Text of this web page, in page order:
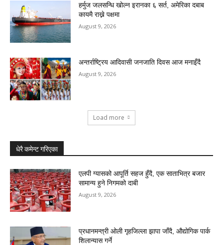
हर्मुज जलसन्धि खोल्न इरानका ६ सर्त, अमेरिका दबाब
कायमै राख्ने पक्षमा
August 9, 2026
अन्तर्राष्ट्रिय आदिवासी जनजाति दिवस आज मनाइँदै
August 9, 2026
Load more
धेरै कमेन्ट गरिएका
एलपी ग्यासको आपूर्ति सहज हुँदै, एक साताभित्र बजार
सामान्य हुने निगमको दाबी
August 9, 2026
प्रधानमन्त्री ओली गृहजिल्ला झापा जाँदै, औद्योगिक पार्क
शिलान्यास गर्ने